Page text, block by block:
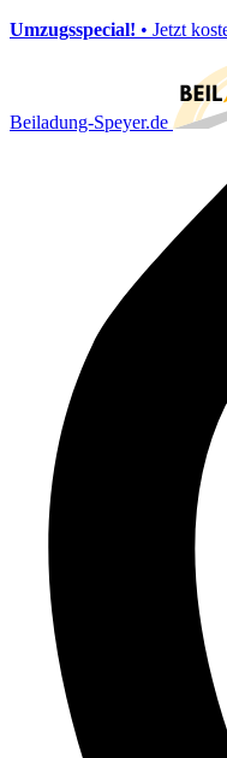
Umzugsspecial! • Jetzt
Beiladung-Speyer.de